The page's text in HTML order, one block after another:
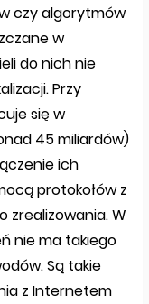
czy algorytmów
w
do nich nie
Przy
się w
45 miliardów)
ich
protokołów z
zrealizowania. W
nie ma takiego
Są takie
z Internetem